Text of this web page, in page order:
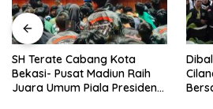
Kota
Raih
Presiden
Dibalai Prajurit Marinir
Cilandak, Pengesahan
Bersama Warga Baru